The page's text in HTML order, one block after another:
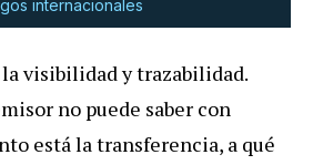
internacionales
visibilidad y trazabilidad.
no puede saber con
está la transferencia, a qué